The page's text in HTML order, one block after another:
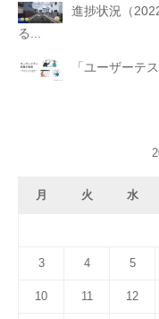
進捗状況（
る...
「ユーザーテ
月 火 水
3 4 5
10 11 12